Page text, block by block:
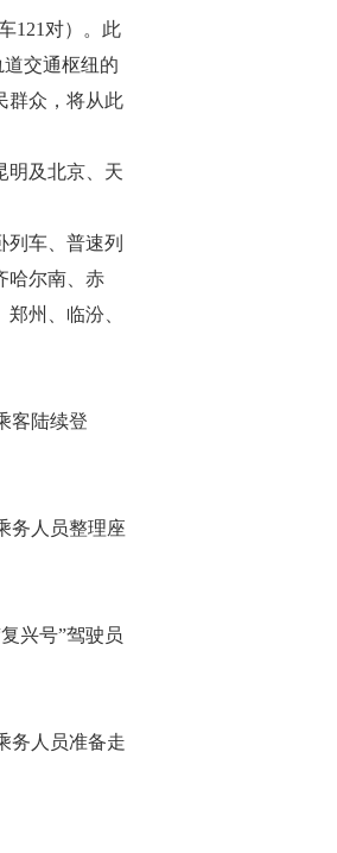
121对）。此
交通枢纽的
群众，将从此
明及北京、天
车、普速列
哈尔南、赤
州、临汾、
客陆续登
务人员整理座
兴号”驾驶员
务人员准备走